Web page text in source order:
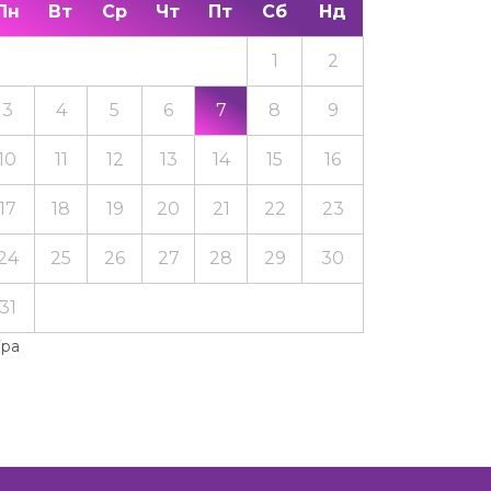
Вт Ср Чт Пт Сб Нд
1 2
3 4 5 6 7 8 9
11 12 13 14 15 16
18 19 20 21 22 23
25 26 27 28 29 30